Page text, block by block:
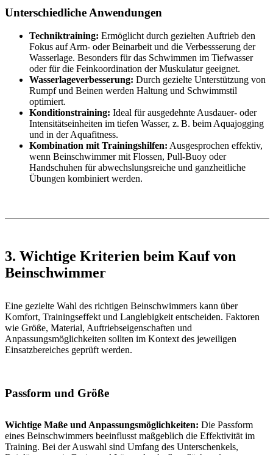
Unterschiedliche Anwendungen
Techniktraining: Ermöglicht durch gezielten Auftrieb den
Fokus auf Arm- oder Beinarbeit und die Verbessserung der
Wasserlage. Besonders für das Schwimmen im Tiefwasser
oder für die Feinkoordination der Muskulatur geeignet.
Wasserlageverbesserung: Durch gezielte Unterstützung von
Rumpf und Beinen werden Haltung und Schwimmstil
optimiert.
Konditionstraining: Ideal für ausgedehnte Ausdauer- oder
Intensitätseinheiten im tiefen Wasser, z. B. beim Aquajogging
und in der Aquafitness.
Kombination mit Trainingshilfen: Ausgesprochen effektiv,
wenn Beinschwimmer mit Flossen, Pull-Buoy oder
Handschuhen für abwechslungsreiche und ganzheitliche
Übungen kombiniert werden.
3. Wichtige Kriterien beim Kauf von
Beinschwimmer
Eine gezielte Wahl des richtigen Beinschwimmers kann über
Komfort, Trainingseffekt und Langlebigkeit entscheiden. Faktoren
wie Größe, Material, Auftriebseigenschaften und
Anpassungsmöglichkeiten sollten im Kontext des jeweiligen
Einsatzbereiches geprüft werden.
Passform und Größe
Wichtige Maße und Anpassungsmöglichkeiten: Die Passform
eines Beinschwimmers beeinflusst maßgeblich die Effektivität im
Training. Bei der Auswahl sind Umfang des Unterschenkels,